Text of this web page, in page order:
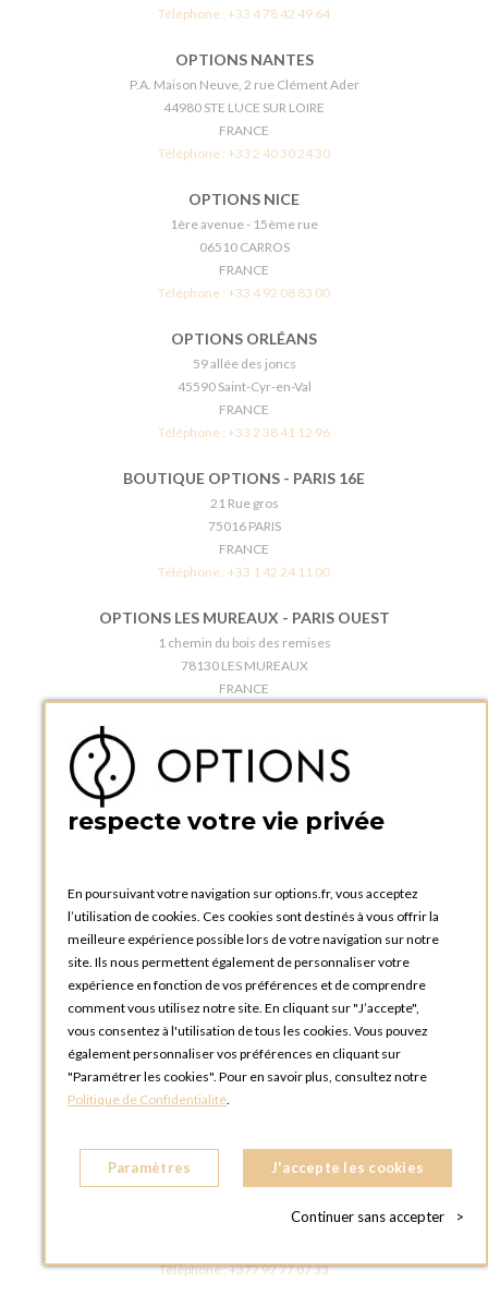
Téléphone : +33 4 78 42 49 64
OPTIONS NANTES
P.A. Maison Neuve, 2 rue Clément Ader
44980 STE LUCE SUR LOIRE
FRANCE
Téléphone : +33 2 40 30 24 30
OPTIONS NICE
1ère avenue - 15ème rue
06510 CARROS
FRANCE
Téléphone : +33 4 92 08 83 00
OPTIONS ORLÉANS
59 allée des joncs
45590 Saint-Cyr-en-Val
FRANCE
Téléphone : +33 2 38 41 12 96
BOUTIQUE OPTIONS - PARIS 16E
21 Rue gros
75016 PARIS
FRANCE
Téléphone : +33 1 42 24 11 00
OPTIONS LES MUREAUX - PARIS OUEST
1 chemin du bois des remises
78130 LES MUREAUX
FRANCE
BOUTIQUE OPTIONS - PARIS 5E
5 quai de la tournelle
FRANCE
OPTIONS ROUEN
Rue du Clos Tellier
76800 Saint-Etienne-du-Rouvray
FRANCE
Téléphone :+33 2 35 08 38 53
OPTIONS TOULOUSE
6 rue Gaye Marie, ZAC de Saint-Martin du Touch
31300 Toulouse
FRANCE
OPTIONS MC
Téléphone :+377 97 77 07 33
respecte votre vie privée
En poursuivant votre navigation sur options.fr, vous acceptez
l’utilisation de cookies. Ces cookies sont destinés à vous offrir la
meilleure expérience possible lors de votre navigation sur notre
site. Ils nous permettent également de personnaliser votre
expérience en fonction de vos préférences et de comprendre
comment vous utilisez notre site. En cliquant sur "J’accepte",
vous consentez à l'utilisation de tous les cookies. Vous pouvez
également personnaliser vos préférences en cliquant sur
"Paramétrer les cookies". Pour en savoir plus, consultez notre
Politique de Confidentialité.
Paramètres J'accepte les cookies
Continuer sans accepter >